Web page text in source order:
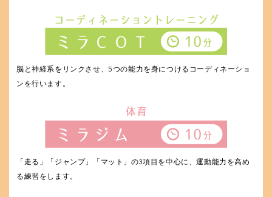
脳と神経系をリンクさせ、5つの能力を身につけるコーディネーショ
ンを行います。
「走る」「ジャンプ」「マット」の3項目を中心に、運動能力を高め
る練習をします。